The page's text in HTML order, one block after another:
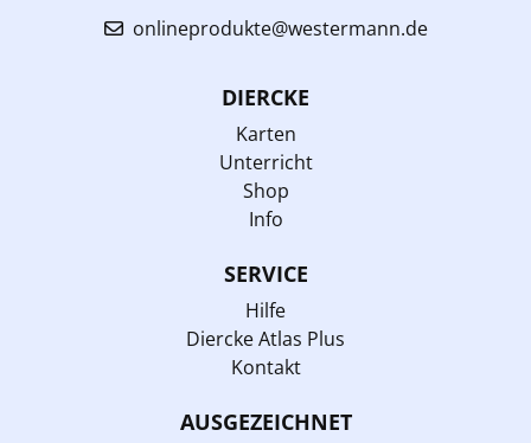
onlineprodukte@westermann.de
DIERCKE
Karten
Unterricht
Shop
Info
SERVICE
Hilfe
Diercke Atlas Plus
Kontakt
AUSGEZEICHNET